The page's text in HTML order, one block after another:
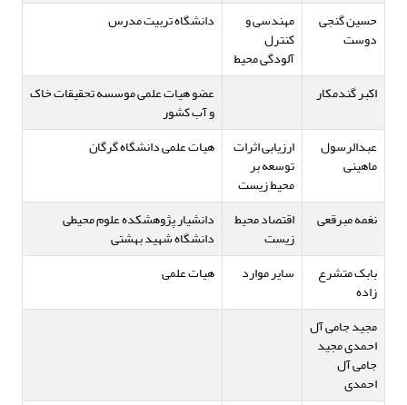
حسین گنجی
دوست
مهندسی و
کنترل
آلودگی محیط
دانشگاه تربیت مدرس
اکبر گندمکار عضو هیات علمی موسسه تحقیقات خاک
و آب کشور
عبدالرسول
ماهینی
ارزیابی اثرات
توسعه بر
محیط زیست
هیات علمی دانشگاه گرگان
نغمه مبرقعی اقتصاد محیط
زیست
دانشیار پژوهشکده علوم محیطی
دانشگاه شهید بهشتی
بابک متشرع
زاده
سایر موارد هیات علمی
مجید جامی آل
احمدی مجید
جامی آل
احمدی